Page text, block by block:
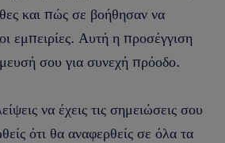
και πώς σε βοήθησαν να
οι εμπειρίες. Αυτή η προσέγγιση
σου για συνεχή πρόοδο.
να έχεις τις σημειώσεις σου
ότι θα αναφερθείς σε όλα τα